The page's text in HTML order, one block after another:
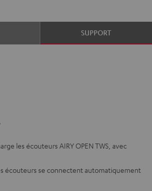
SUPPORT
les écouteurs AIRY OPEN TWS, avec
écouteurs se connectent automatiquement